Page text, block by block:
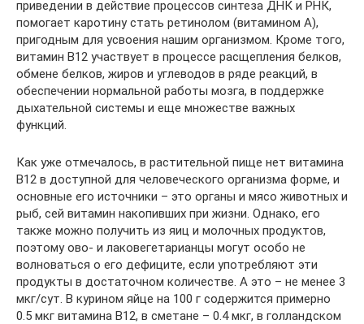
приведении в действие процессов синтеза ДНК и РНК,
помогает каротину стать ретинолом (витамином А),
пригодным для усвоения нашим организмом. Кроме того,
витамин В12 участвует в процессе расщепления белков,
обмене белков, жиров и углеводов в ряде реакций, в
обеспечении нормальной работы мозга, в поддержке
дыхательной системы и еще множестве важных
функций.
Как уже отмечалось, в растительной пище нет витамина
В12 в доступной для человеческого организма форме, и
основные его источники – это органы и мясо животных и
рыб, сей витамин накопивших при жизни. Однако, его
также можно получить из яиц и молочных продуктов,
поэтому ово- и лаковегетарианцы могут особо не
волноваться о его дефиците, если употребляют эти
продукты в достаточном количестве. А это – не менее 3
мкг/сут. В курином яйце на 100 г содержится примерно
0.5 мкг витамина В12, в сметане – 0.4 мкг, в голландском